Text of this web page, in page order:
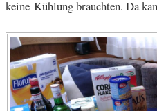
keine Kühlung brauchten. Da